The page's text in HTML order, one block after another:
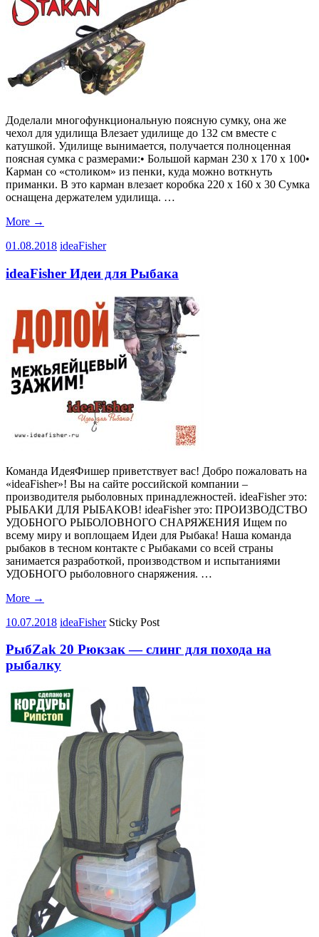
Доделали многофункциональную поясную сумку, она же
чехол для удилища Влезает удилище до 132 см вместе с
катушкой. Удилище вынимается, получается полноценная
поясная сумка с размерами:• Большой карман 230 х 170 х 100•
Карман со «столиком» из пенки, куда можно воткнуть
приманки. В это карман влезает коробка 220 х 160 х 30 Сумка
оснащена держателем удилища. …
More →
01.08.2018 ideaFisher
ideaFisher Идеи для Рыбака
Команда ИдеяФишер приветствует вас! Добро пожаловать на
«ideaFisher»! Вы на сайте российской компании –
производителя рыболовных принадлежностей. ideaFisher это:
РЫБАКИ ДЛЯ РЫБАКОВ! ideaFisher это: ПРОИЗВОДСТВО
УДОБНОГО РЫБОЛОВНОГО СНАРЯЖЕНИЯ Ищем по
всему миру и воплощаем Идеи для Рыбака! Наша команда
рыбаков в тесном контакте с Рыбаками со всей страны
занимается разработкой, производством и испытаниями
УДОБНОГО рыболовного снаряжения. …
More →
10.07.2018 ideaFisher Sticky Post
РыбZak 20 Рюкзак — слинг для похода на
рыбалку